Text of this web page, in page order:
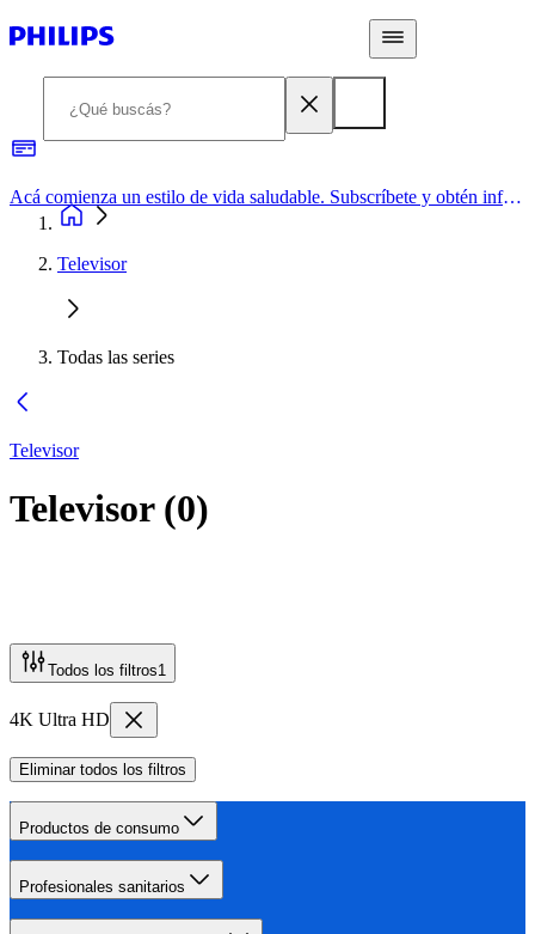
Acá comienza un estilo de vida saludable. Subscríbete y obtén información de primera mano
Televisor
Todas las series
Televisor
Televisor(0)
Todos los filtros1
4K Ultra HD
Eliminar todos los filtros
Productos de consumo
Profesionales sanitarios